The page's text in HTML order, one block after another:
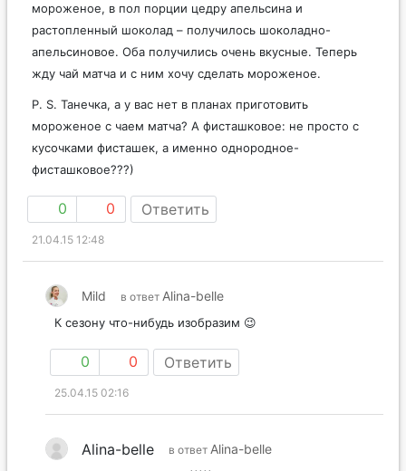
мороженое, в пол порции цедру апельсина и
растопленный шоколад – получилось шоколадно-
апельсиновое. Оба получились очень вкусные. Теперь
жду чай матча и с ним хочу сделать мороженое.
P. S. Танечка, а у вас нет в планах приготовить
мороженое с чаем матча? А фисташковое: не просто с
кусочками фисташек, а именно однородное-
фисташковое???)
0 0 Ответить
21.04.15 12:48
Mild в ответ Alina-belle
К сезону что-нибудь изобразим 😉
0 0 Ответить
25.04.15 02:16
Alina-belle в ответ Alina-belle